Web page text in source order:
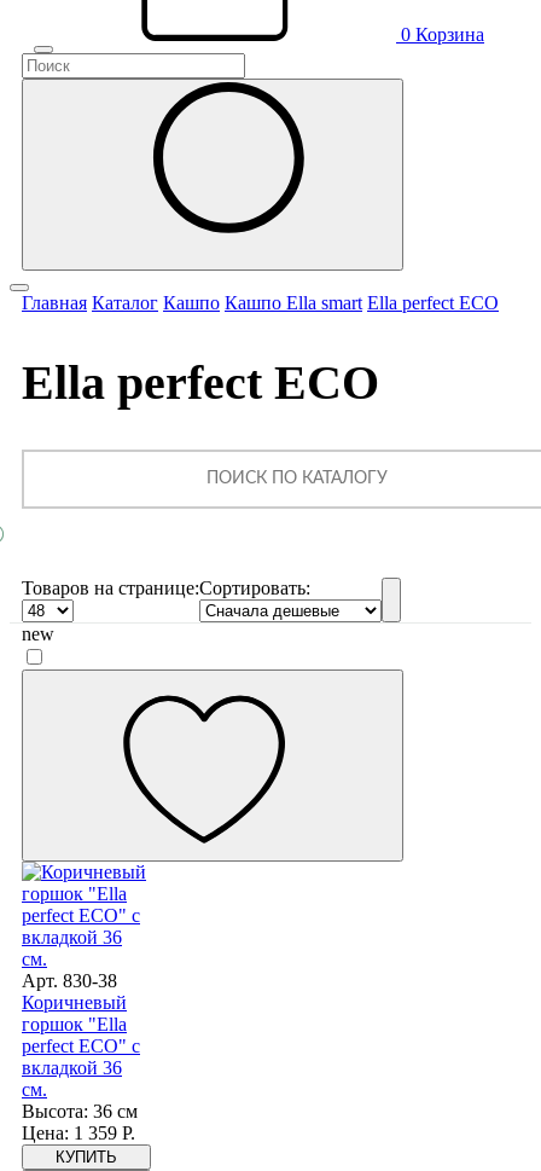
0 Корзина
Главная Каталог Кашпо Кашпо Ella smart Ella perfect ECO
Ella perfect ECO
Товаров на странице:Сортировать:
new
Арт. 830-38
Коричневый
горшок "Ella
perfect ECO" с
вкладкой 36
см.
Высота: 36 см
Цена: 1 359 Р.